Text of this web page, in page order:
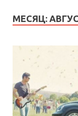
МЕСЯЦ: